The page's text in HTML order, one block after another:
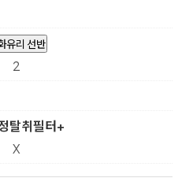
유리 선반
2
탈취필터+
X